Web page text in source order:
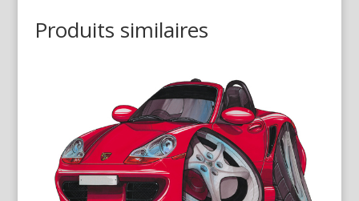
Produits similaires